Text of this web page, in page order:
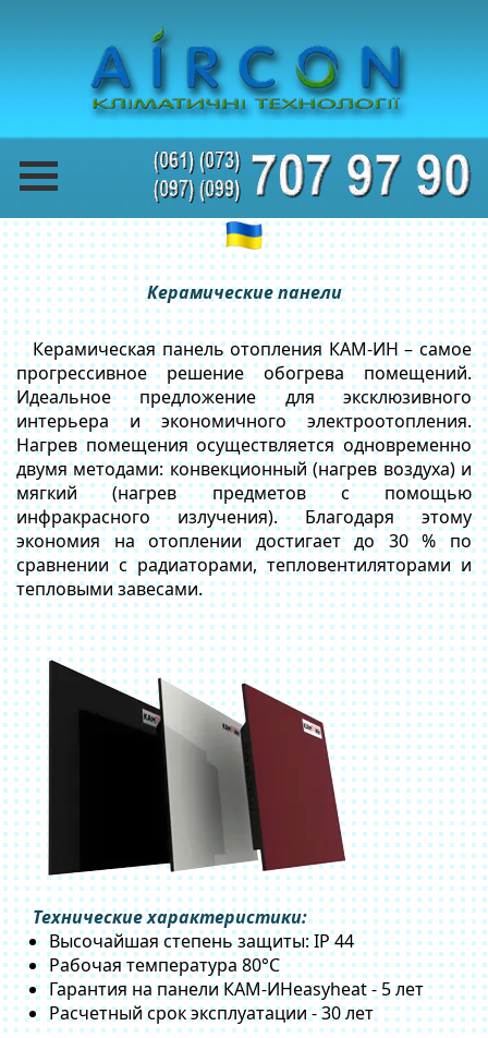
Керамические панели
Керамическая панель отопления КАМ-ИН – самое
прогрессивное решение обогрева помещений.
Идеальное предложение для эксклюзивного
интерьера и экономичного электроотопления.
Нагрев помещения осуществляется одновременно
двумя методами: конвекционный (нагрев воздуха) и
мягкий (нагрев предметов с помощью
инфракрасного излучения). Благодаря этому
экономия на отоплении достигает до 30 % по
сравнении с радиаторами, тепловентиляторами и
тепловыми завесами.
Технические характеристики:
Высочайшая степень защиты: IP 44
Рабочая температура 80°C
Гарантия на панели КАМ-ИНeasyheat - 5 лет
Расчетный срок эксплуатации - 30 лет